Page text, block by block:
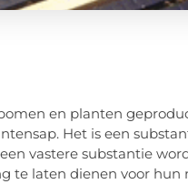
en planten
Het is een
vastere substantie
te laten dienen voor